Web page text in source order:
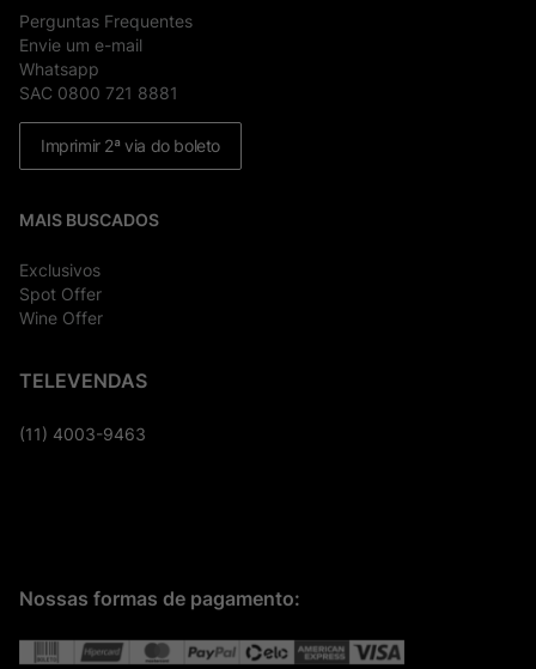
Perguntas Frequentes
Envie um e-mail
Whatsapp
SAC 0800 721 8881
Imprimir 2ª via do boleto
MAIS BUSCADOS
Exclusivos
Spot Offer
Wine Offer
TELEVENDAS
(11) 4003-9463
Nossas formas de pagamento: